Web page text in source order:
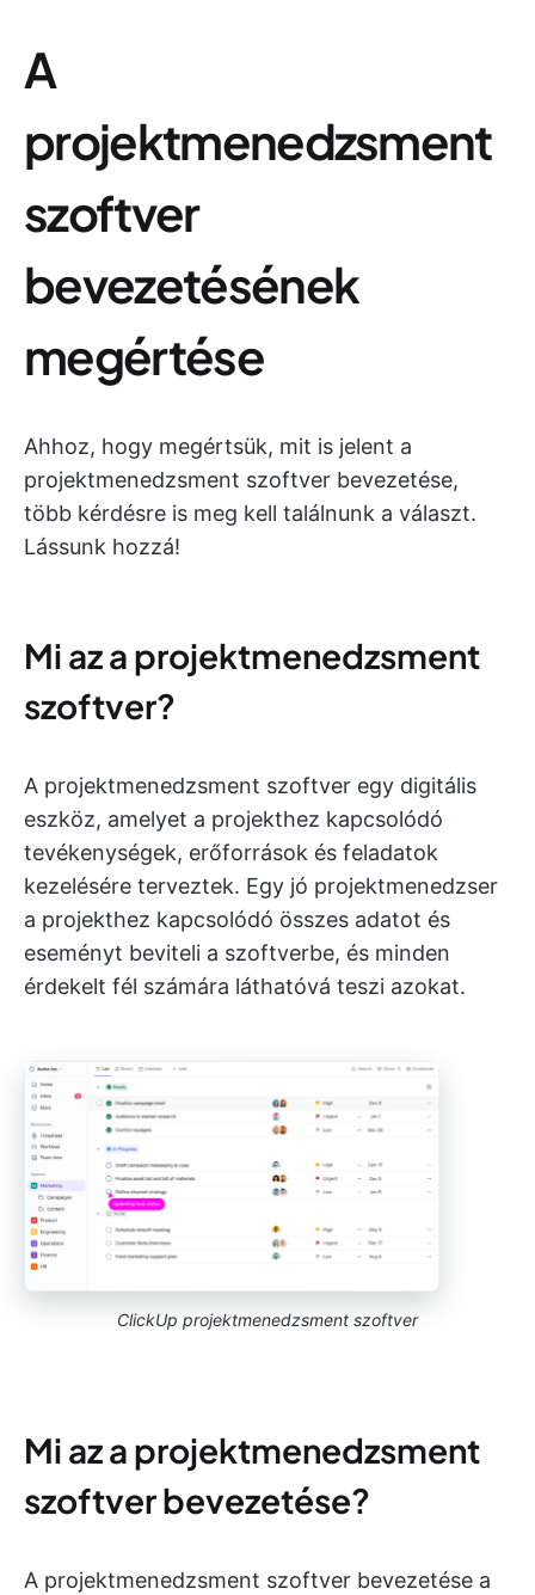
A
projektmenedzsment
szoftver
bevezetésének
megértése
Ahhoz, hogy megértsük, mit is jelent a
projektmenedzsment szoftver bevezetése,
több kérdésre is meg kell találnunk a választ.
Lássunk hozzá!
Mi az a projektmenedzsment
szoftver?
A projektmenedzsment szoftver egy digitális
eszköz, amelyet a projekthez kapcsolódó
tevékenységek, erőforrások és feladatok
kezelésére terveztek. Egy jó projektmenedzser
a projekthez kapcsolódó összes adatot és
eseményt beviteli a szoftverbe, és minden
érdekelt fél számára láthatóvá teszi azokat.
ClickUp projektmenedzsment szoftver
Mi az a projektmenedzsment
szoftver bevezetése?
A projektmenedzsment szoftver bevezetése a